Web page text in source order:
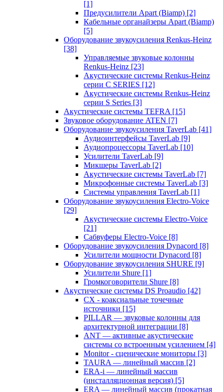
[1]
Предусилители Apart (Biamp) [2]
Кабельные органайзеры Apart (Biamp)
[5]
Оборудование звукоусиления Renkus-Heinz
[38]
Управляемые звуковые колонны
Renkus-Heinz [23]
Акустические системы Renkus-Heinz
серии C SERIES [12]
Акустические системы Renkus-Heinz
серии S Series [3]
Акустические системы TEFRA [15]
Звуковое оборудование ATEN [7]
Оборудование звукоусиления TaverLab [41]
Аудиоинтерфейсы TaverLab [9]
Аудиопроцессоры TaverLab [10]
Усилители TaverLab [9]
Микшеры TaverLab [2]
Акустические системы TaverLab [7]
Микрофонные системы TaverLab [3]
Системы управления TaverLab [1]
Оборудование звукоусиления Electro-Voice
[29]
Акустические системы Electro-Voice
[21]
Сабвуферы Electro-Voice [8]
Оборудование звукоусиления Dynacord [8]
Усилители мощности Dynacord [8]
Оборудование звукоусиления SHURE [9]
Усилители Shure [1]
Громкоговорители Shure [8]
Акустические системы DS Proaudio [42]
CX - коаксиальные точечные
источники [15]
PILLAR — звуковые колонны для
архитектурной интеграции [8]
ANT — активные акустические
системы со встроенным усилением [4]
Monitor - сценические мониторы [3]
TAURA — линейный массив [2]
ERA-i — линейный массив
(инсталляционная версия) [5]
ERA — линейный массив (прокатная